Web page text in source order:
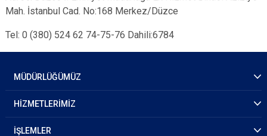
Mah. İstanbul Cad. No:168 Merkez/Düzce
Tel: 0 (380) 524 62 74-75-76 Dahili:6784
MÜDÜRLÜĞÜMÜZ
HİZMETLERİMİZ
İŞLEMLER